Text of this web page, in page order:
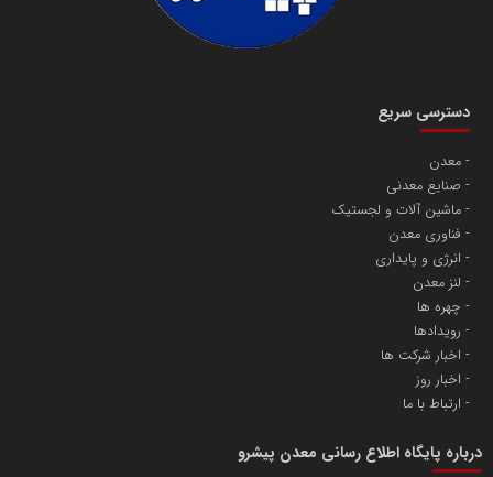
دسترسی سریع
معدن
صنایع معدنی
ماشین آلات و لجستیک
فناوری معدن
انرژی و پایداری
لنز معدن
چهره ها
رویدادها
اخبار شرکت ها
اخبار روز
ارتباط با ما
درباره پایگاه اطلاع رسانی معدن پیشرو